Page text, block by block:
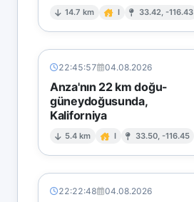
14.7 km I 33.42, -116.43
22:45:57 04.08.2026
Anza'nın 22 km doğu-
güneydoğusunda,
Kaliforniya
5.4 km I 33.50, -116.45
22:22:48 04.08.2026